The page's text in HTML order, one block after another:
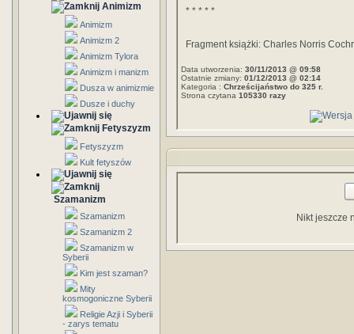
Animizm
Animizm
Animizm 2
Animizm Tylora
Animizm i manizm
Dusza w animizmie
Dusze i duchy
Fetyszyzm
Fetyszyzm
Kult fetyszów
Szamanizm
Szamanizm
Szamanizm 2
Szamanizm w
Syberii
Kim jest szaman?
Mity
kosmogoniczne Syberii
Religie Azji i Syberii
- zarys tematu
* * * * *
Fragment książki: Charles Norris
Data utworzenia: 30/11/2013 @ 09:58
Ostatnie zmiany: 01/12/2013 @ 02:14
Kategoria : Chrześcijaństwo do 325 r.
Strona czytana 105330 razy
Nikt jeszcze